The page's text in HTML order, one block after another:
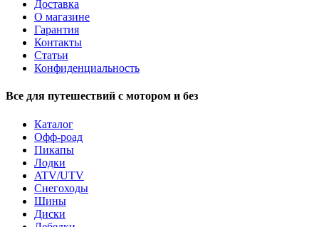
Доставка
О магазине
Гарантия
Контакты
Статьи
Конфиденциальность
Все для путешествий с мотором и без
Каталог
Офф-роад
Пикапы
Лодки
ATV/UTV
Снегоходы
Шины
Диски